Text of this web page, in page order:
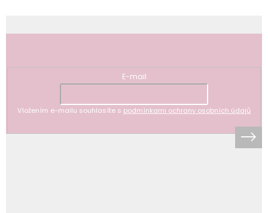
E-mail
Vložením e-mailu souhlasíte s podmínkami ochrany osobních údajů